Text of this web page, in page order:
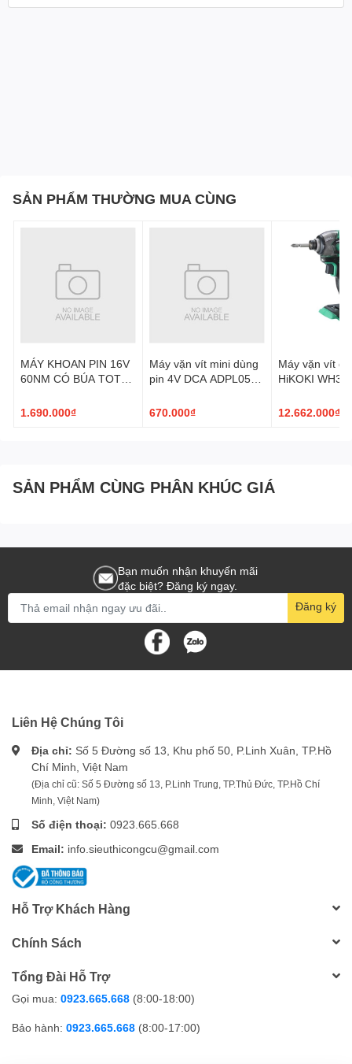
SẢN PHẨM THƯỜNG MUA CÙNG
MÁY KHOAN PIN 16V
60NM CÓ BÚA TOTAL
1.690.000₫
Máy vặn vít mini dùng
pin 4V DCA ADPL05-
670.000₫
Máy vặn vít
HiKOKI
12.662.000₫
SẢN PHẨM CÙNG PHÂN KHÚC GIÁ
Bạn muốn nhận khuyến mãi
đặc biệt? Đăng ký ngay.
Đăng ký
Liên Hệ Chúng Tôi
Địa chỉ: Số 5 Đường số 13, Khu phố 50, P.Linh Xuân, TP.Hồ
Chí Minh, Việt Nam
(Địa chỉ cũ: Số 5 Đường số 13, P.Linh Trung, TP.Thủ Đức, TP.Hồ Chí
Minh, Việt Nam)
Số điện thoại: 0923.665.668
Email: info.sieuthicongcu@gmail.com
Hỗ Trợ Khách Hàng
Chính Sách
Tổng Đài Hỗ Trợ
Gọi mua: 0923.665.668 (8:00-18:00)
Bảo hành: 0923.665.668 (8:00-17:00)